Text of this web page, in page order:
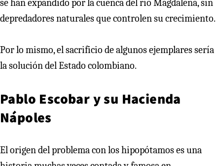
se han expandido por la cuenca del río Magdalena, sin
depredadores naturales que controlen su crecimiento.
Por lo mismo, el sacrificio de algunos ejemplares sería
la solución del Estado colombiano.
Pablo Escobar y su Hacienda
Nápoles
El origen del problema con los hipopótamos es una